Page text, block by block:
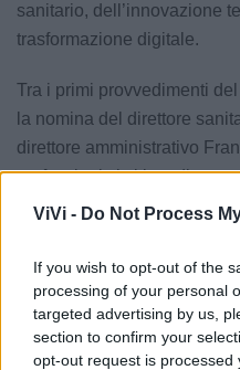
ViVi - Do Not Process
If you wish to opt-out of the
processing of your personal
targeted advertising by us,
section to confirm your
opt-out request is processed
sanitario, dell’innovazione
trasformazione digitale.
Tra i primi provvedimenti
la nomina del direttore
direttore amministrativo
professionisti si
completando la squadra
Le notizie del giorno sul
Ricevi gratuitamente ogni
città direttamente sul tuo
eclicca qui